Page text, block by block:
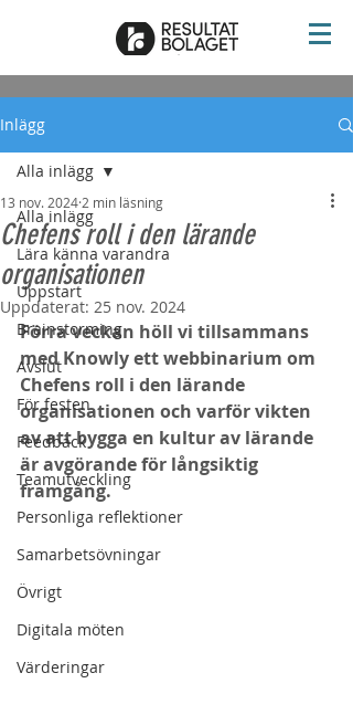
Inlägg
Alla inlägg
Lära känna varandra
Uppstart
Brainstorming
Avslut
För festen
Feedback
Teamutveckling
Personliga reflektioner
Samarbetsövningar
Övrigt
Digitala möten
Värderingar
Alla inlägg
Chefens roll i den lärande
organisationen
13 nov. 2024 2 min läsning
Uppdaterat: 25 nov. 2024
Förra veckan höll vi tillsammans
med Knowly ett webbinarium om
Chefens roll i den lärande
organisationen och varför vikten
av att bygga en kultur av lärande
är avgörande för långsiktig
framgång.